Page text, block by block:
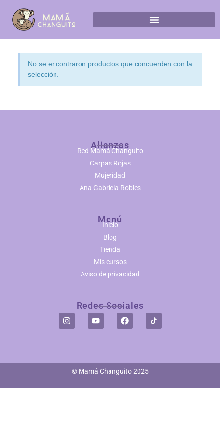
No se encontraron productos que concuerden con la
selección.
Alianzas
Red Mamá Changuito
Carpas Rojas
Mujeridad
Ana Gabriela Robles
Menú
Inicio
Blog
Tienda
Mis cursos
Aviso de privacidad
Redes Sociales
© Mamá Changuito 2025